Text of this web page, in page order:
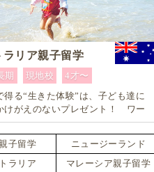
ラリア親子留学
期 現地校
4才〜
得る“生きた体験”は、子ども達に
けがえのないプレゼント！ ワー
ーにもおすすめ！ 1週間からはじ
トラリア親子留学
子留学
ニュージーランド
ラリア
マレーシア親子留学